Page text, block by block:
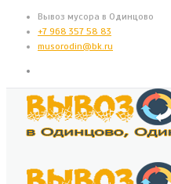
Вывоз мусора в Одинцово
+7 968 357 58 83
musorodin@bk.ru